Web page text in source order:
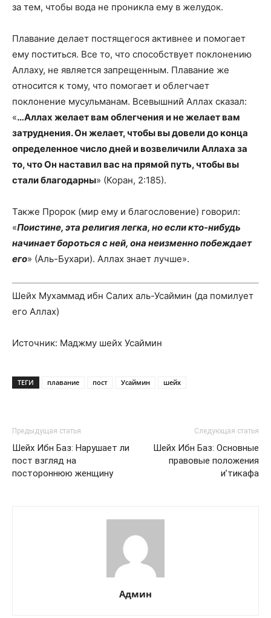
за тем, чтобы вода не проникла ему в желудок.
Плавание делает постящегося активнее и помогает
ему поститься. Все то, что способствует поклонению
Аллаху, не является запрещенным. Плавание же
относится к тому, что помогает и облегчает
поклонение мусульманам. Всевышний Аллах сказал:
«…Аллах желает вам облегчения и не желает вам
затруднения. Он желает, чтобы вы довели до конца
определенное число дней и возвеличили Аллаха за
то, что Он наставил вас на прямой путь, чтобы вы
стали благодарны» (Коран, 2:185).
Также Пророк (мир ему и благословение) говорил:
«Поистине, эта религия легка, но если кто-нибудь
начинает бороться с ней, она неизменно побеждает
его» (Аль-Бухари). Аллах знает лучше».
Шейх Мухаммад ибн Салих аль-Усаймин (да помилует
его Аллах)
Источник: Маджму шейх Усаймин
ТЕГИ плавание пост Усаймин шейх
Предыдущая статья
Шейх Ибн Баз: Нарушает ли
пост взгляд на
постороннюю женщину
Следующая статья
Шейх Ибн Баз: Основные
правовые положения
и’тикафа
Админ